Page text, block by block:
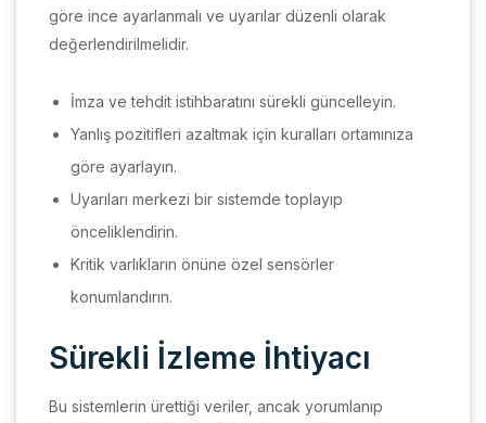
göre ince ayarlanmalı ve uyarılar düzenli olarak
değerlendirilmelidir.
İmza ve tehdit istihbaratını sürekli güncelleyin.
Yanlış pozitifleri azaltmak için kuralları ortamınıza
göre ayarlayın.
Uyarıları merkezi bir sistemde toplayıp
önceliklendirin.
Kritik varlıkların önüne özel sensörler
konumlandırın.
Sürekli İzleme İhtiyacı
Bu sistemlerin ürettiği veriler, ancak yorumlanıp